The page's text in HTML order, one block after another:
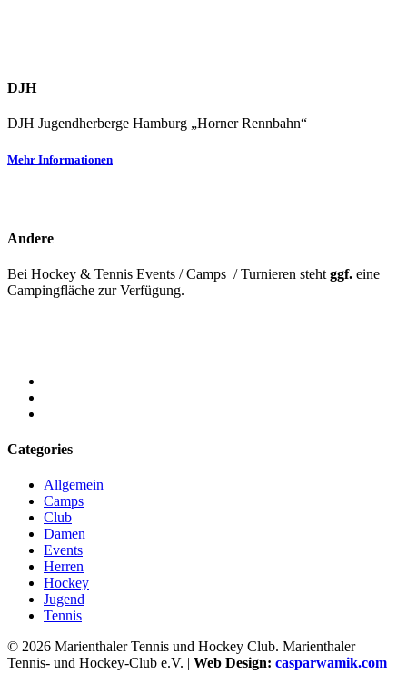
DJH
DJH Jugendherberge Hamburg „Horner Rennbahn“
Mehr Informationen
Andere
Bei Hockey & Tennis Events / Camps / Turnieren steht ggf. eine
Campingfläche zur Verfügung.
Categories
Allgemein
Camps
Club
Damen
Events
Herren
Hockey
Jugend
Tennis
© 2026 Marienthaler Tennis und Hockey Club. Marienthaler
Tennis- und Hockey-Club e.V. | Web Design: casparwamik.com